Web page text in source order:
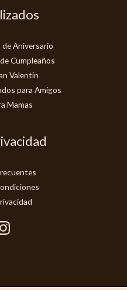
Aniversario
Cumpleaños
Valentín
para Amigos
Mamas